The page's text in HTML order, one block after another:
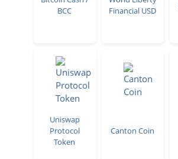
BCC
Financial USD
Uniswap
Protocol
Token
Canton Coin